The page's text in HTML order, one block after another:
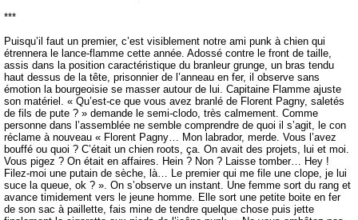
***
Puisqu’il faut un premier, c’est visiblement notre ami punk à chien qui
étrennera le lance-flamme cette année. Adossé contre le front de taille,
assis dans la position caractéristique du branleur grunge, un bras tendu
haut dessus de la tête, prisonnier de l’anneau en fer, il observe sans
émotion la bourgeoisie se masser autour de lui. Capitaine Flamme ajuste
son matériel. « Qu’est-ce que vous avez branlé de Florent Pagny, saletés
de fils de pute ? » demande le semi-clodo, très calmement. Comme
personne dans l’assemblée ne semble comprendre de quoi il s’agit, le con
réclame à nouveau « Florent Pagny… Mon labrador, merde. Vous l’avez
bouffé ou quoi ? C’était un chien roots, ça. On avait des projets, lui et moi.
Vous pigez ? On était en affaires. Hein ? Non ? Laisse tomber… Hey !
Filez-moi une putain de sèche, là… Le premier qui me file une clope, je lui
suce la queue, ok ? ». On s’observe un instant. Une femme sort du rang et
avance timidement vers le jeune homme. Elle sort une petite boite en fer
de son sac à paillette, fais mine de tendre quelque chose puis jette